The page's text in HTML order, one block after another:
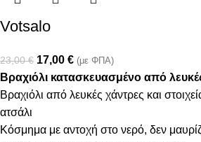
Votsalo
23,00€ 17,00 € (με ΦΠΑ)
Βραχιόλι κατασκευασμένο από
Βραχιόλι από λευκές χάντρες και
ατσάλι
Κόσμημα με αντοχή στο νερό, δεν